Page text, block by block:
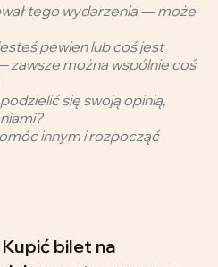
tego wydarzenia — może
pewien lub coś jest
zawsze można wspólnie coś
się swoją opinią,
innym i rozpocząć
bilet na